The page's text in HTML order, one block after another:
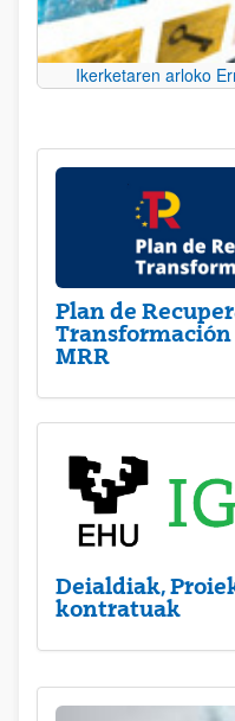
Ikerketaren arloko
Plan de
Transformación
MRR
Deialdiak,
kontratuak